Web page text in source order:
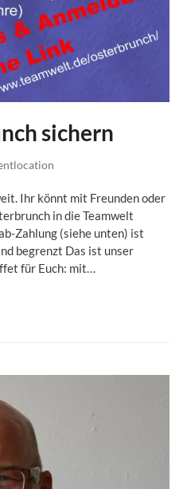
sichern
Ihr könnt mit Freunden oder
in die Teamwelt
Zahlung (siehe unten) ist
begrenzt Das ist unser
für Euch: mit…